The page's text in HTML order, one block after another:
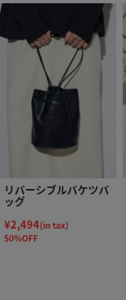
リバーシブルバケツバ
ッグ
¥2,494(in tax)
50%OFF